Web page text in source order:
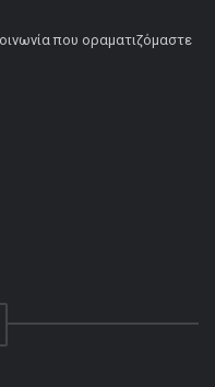
που οραματιζόμαστε